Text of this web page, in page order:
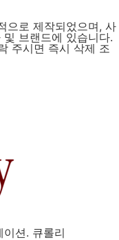
으로 제작되었으며, 사
브랜드에 있습니다.
주시면 즉시 삭제 조
션. 큐롤리